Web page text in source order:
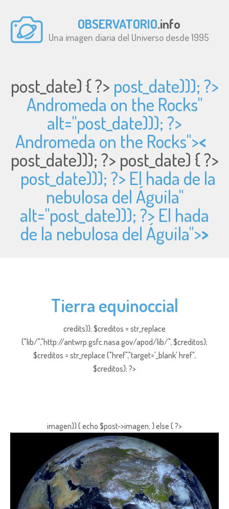
OBSERVATORIO.info
Una imagen diaria del Universo desde 1995
post_date) { ?> post_date))); ?>
Andromeda on the Rocks"
alt="post_date))); ?>
Andromeda on the Rocks"><
post_date))); ?> post_date) { ?>
post_date))); ?> El hada de la
nebulosa del Águila"
alt="post_date))); ?> El hada
de la nebulosa del Águila">>
Tierra equinoccial
credits)); $creditos = str_replace
("lib/","http://antwrp.gsfc.nasa.gov/apod/lib/", $creditos);
$creditos = str_replace ("href","target='_blank' href",
$creditos); ?>
imagen)) { echo $post->imagen; } else { ?>